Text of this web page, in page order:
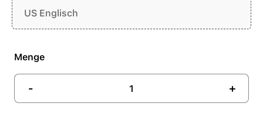
US Englisch
Menge
- +